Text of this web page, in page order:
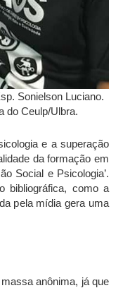
Sonielson Luciano.
do Ceulp/Ulbra.
e a superação
da formação em
Social e Psicologia’.
bibliográfica, como a
pela mídia gera uma
anônima, já que